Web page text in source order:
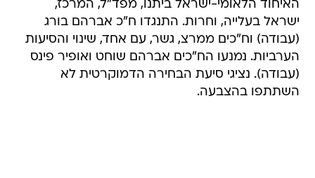
האיחוד הלאומי-ישראל ביתנו, מפד"ל, המרכז,
ישראל בעלייה, וחרות. התנגדו ח"כ אברהם בורג
(עבודה) וח"כים ממרצ, גשר, עם אחד, שינוי והסיעות
הערביות. נמנעו הח"כים אברהם שוחט ואופיר פינס
(עבודה). נציגי סיעת הבחירה הדמוקרטית לא
השתתפו בהצבעה.